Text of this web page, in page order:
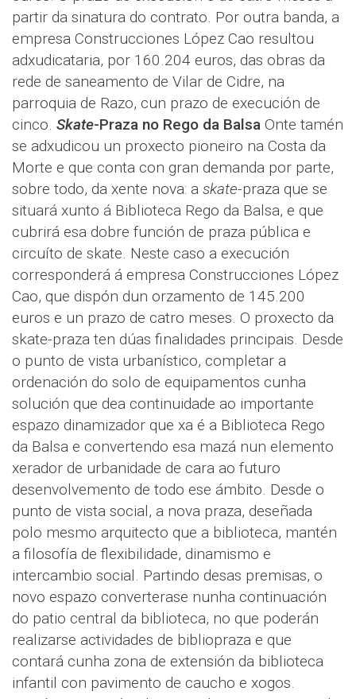
partir da sinatura do contrato. Por outra banda, a
empresa Construcciones López Cao resultou
adxudicataria, por 160.204 euros, das obras da
rede de saneamento de Vilar de Cidre, na
parroquia de Razo, cun prazo de execución de
cinco. Skate-Praza no Rego da Balsa Onte tamén
se adxudicou un proxecto pioneiro na Costa da
Morte e que conta con gran demanda por parte,
sobre todo, da xente nova: a skate-praza que se
situará xunto á Biblioteca Rego da Balsa, e que
cubrirá esa dobre función de praza pública e
circuíto de skate. Neste caso a execución
corresponderá á empresa Construcciones López
Cao, que dispón dun orzamento de 145.200
euros e un prazo de catro meses. O proxecto da
skate-praza ten dúas finalidades principais. Desde
o punto de vista urbanístico, completar a
ordenación do solo de equipamentos cunha
solución que dea continuidade ao importante
espazo dinamizador que xa é a Biblioteca Rego
da Balsa e convertendo esa mazá nun elemento
xerador de urbanidade de cara ao futuro
desenvolvemento de todo ese ámbito. Desde o
punto de vista social, a nova praza, deseñada
polo mesmo arquitecto que a biblioteca, mantén
a filosofía de flexibilidade, dinamismo e
intercambio social. Partindo desas premisas, o
novo espazo converterase nunha continuación
do patio central da biblioteca, no que poderán
realizarse actividades de bibliopraza e que
contará cunha zona de extensión da biblioteca
infantil con pavimento de caucho e xogos.